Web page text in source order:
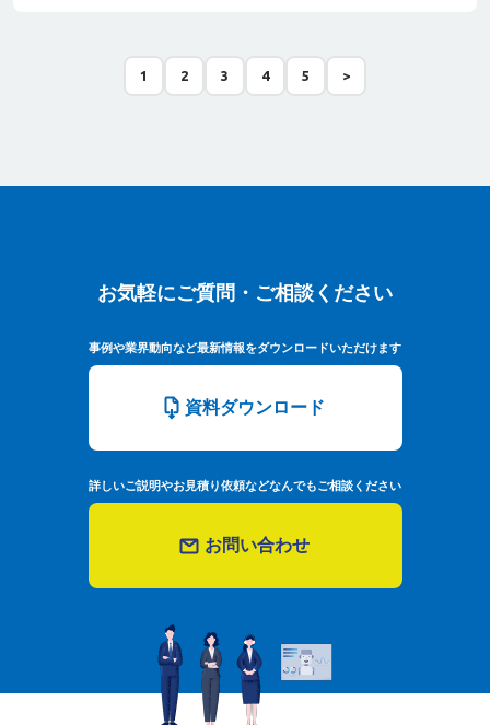
1 2 3 4 5 >
お気軽にご質問・ご相談ください
お気軽にご質問・ご相談ください
事例や業界動向など最新情報をダウンロードいただけます
資料ダウンロード
詳しいご説明やお見積り依頼などなんでもご相談ください
お問い合わせ